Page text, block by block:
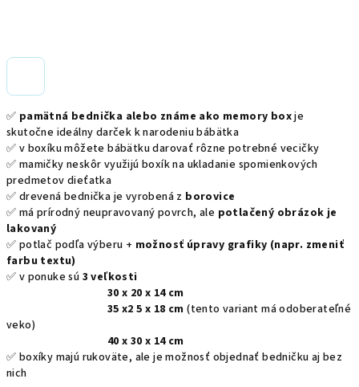
✅ pamätná bednička alebo známe ako memory boxje
skutočne ideálny darček k narodeniu bábätka
✅ v boxíku môžete bábätku darovať rôzne potrebné vecičky
✅ mamičky neskôr využijú boxík na ukladanie spomienkových
predmetov dieťatka
✅ drevená bednička je vyrobená z borovice
✅ má prírodný neupravovaný povrch, ale potlačený obrázok je
lakovaný
✅ potlač podľa výberu + možnosť úpravy grafiky (napr. zmeniť
farbu textu)
✅ v ponuke sú 3 veľkosti
30 x 20 x 14 cm
35 x2 5 x 18 cm(tento variant má odoberateľné
veko)
40 x 30 x 14 cm
✅ boxíky majú rukoväte, ale je možnosť objednať bedničku aj bez
nich